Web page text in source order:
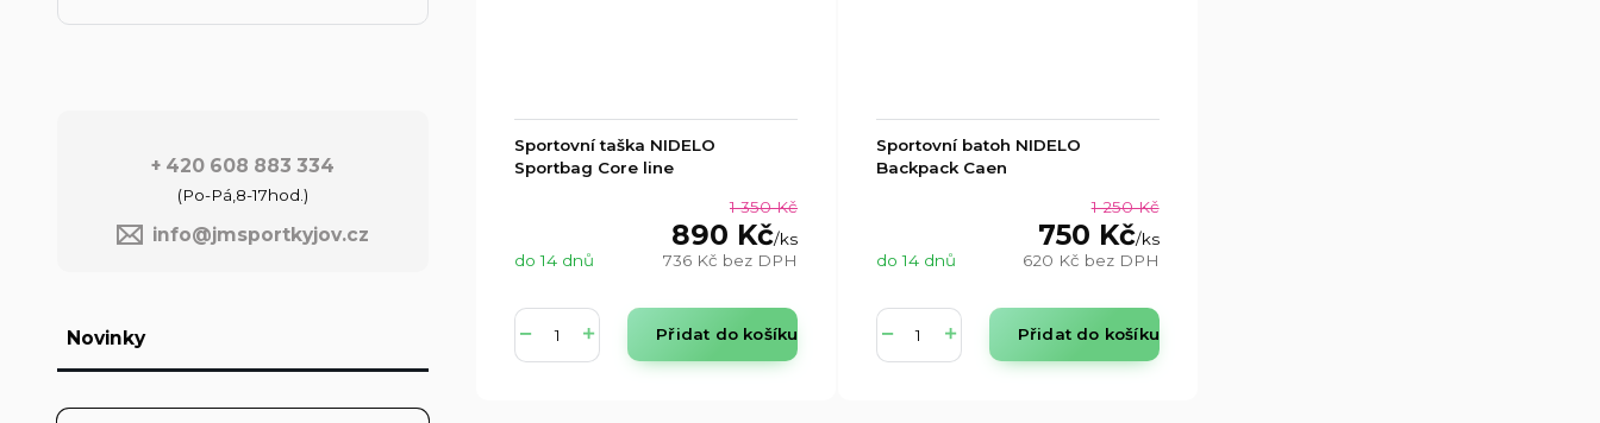
Sportovní taška NIDELO
Sportbag Core line
1 350 Kč
890 Kč/ks
736 Kč bez DPH
do 14 dnů
Přidat do košíku
Sportovní batoh NIDELO
Backpack Caen
1 250 Kč
750 Kč/ks
620 Kč bez DPH
do 14 dnů
Přidat do košíku
+ 420 608 883 334
(Po-Pá,8-17hod.)
info@jmsportkyjov.cz
Novinky